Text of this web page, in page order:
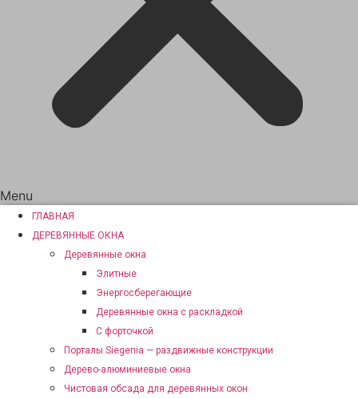
Menu
ГЛАВНАЯ
ДЕРЕВЯННЫЕ ОКНА
Деревянные окна
Элитные
Энергосберегающие
Деревянные окна с раскладкой
С форточкой
Порталы Siegenia — раздвижные конструкции
Дерево-алюминиевые окна
Чистовая обсада для деревянных окон